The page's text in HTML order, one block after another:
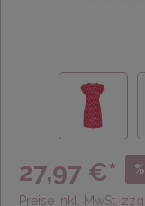
27,97 €* %
Preise inkl. MwSt.